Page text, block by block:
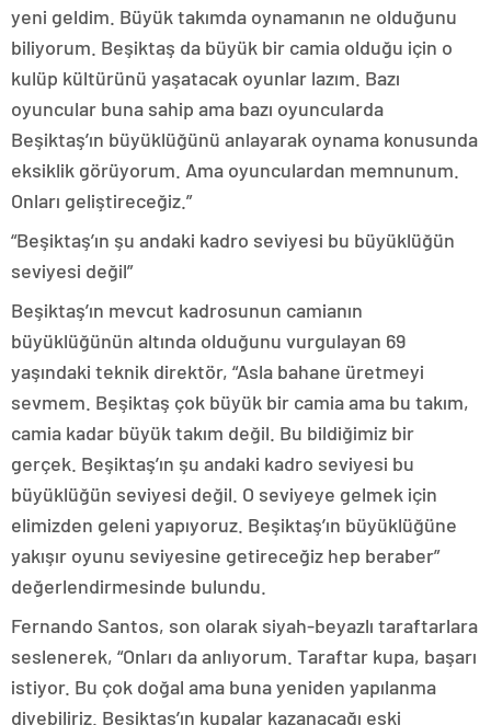
yeni geldim. Büyük takımda oynamanın ne olduğunu
biliyorum. Beşiktaş da büyük bir camia olduğu için o
kulüp kültürünü yaşatacak oyunlar lazım. Bazı
oyuncular buna sahip ama bazı oyuncularda
Beşiktaş’ın büyüklüğünü anlayarak oynama konusunda
eksiklik görüyorum. Ama oyunculardan memnunum.
Onları geliştireceğiz.”
“Beşiktaş’ın şu andaki kadro seviyesi bu büyüklüğün
seviyesi değil”
Beşiktaş’ın mevcut kadrosunun camianın
büyüklüğünün altında olduğunu vurgulayan 69
yaşındaki teknik direktör, “Asla bahane üretmeyi
sevmem. Beşiktaş çok büyük bir camia ama bu takım,
camia kadar büyük takım değil. Bu bildiğimiz bir
gerçek. Beşiktaş’ın şu andaki kadro seviyesi bu
büyüklüğün seviyesi değil. O seviyeye gelmek için
elimizden geleni yapıyoruz. Beşiktaş’ın büyüklüğüne
yakışır oyunu seviyesine getireceğiz hep beraber”
değerlendirmesinde bulundu.
Fernando Santos, son olarak siyah-beyazlı taraftarlara
seslenerek, “Onları da anlıyorum. Taraftar kupa, başarı
istiyor. Bu çok doğal ama buna yeniden yapılanma
diyebiliriz. Beşiktaş’ın kupalar kazanacağı eski